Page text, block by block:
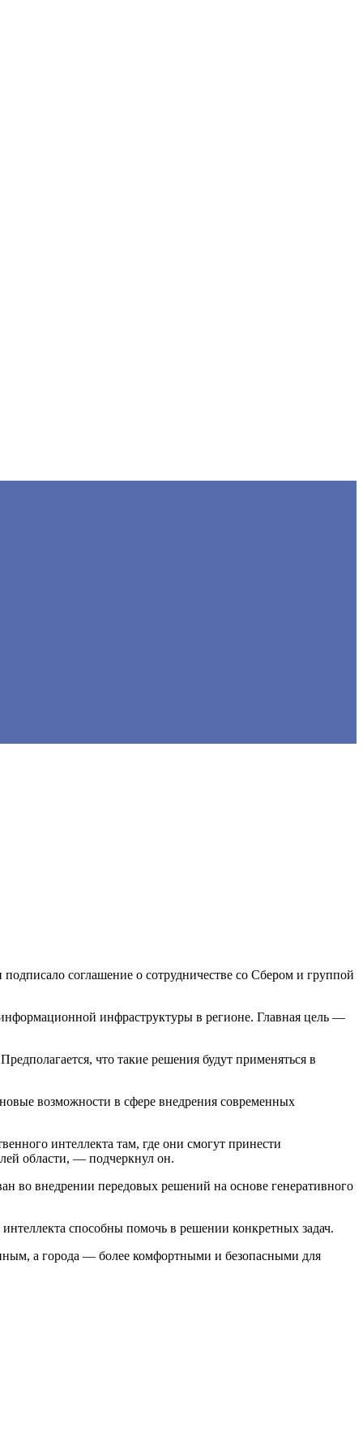
соглашение о сотрудничестве со Сбером и группой
инфраструктуры в регионе. Главная цель —
что такие решения будут применяться в
возможности в сфере внедрения современных
интеллекта там, где они смогут принести
области, — подчеркнул он.
во внедрении передовых решений на основе генеративного
способны помочь в решении конкретных задач.
а города — более комфортными и безопасными для